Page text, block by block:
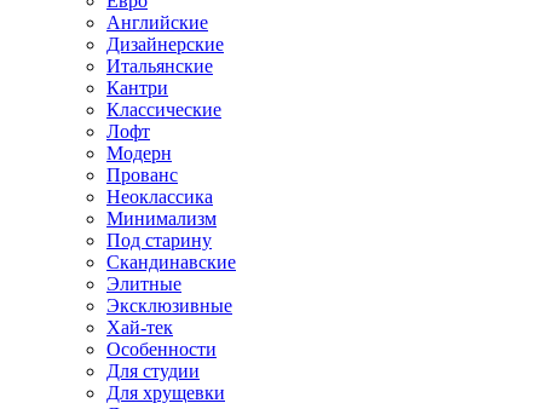
Английские
Дизайнерские
Итальянские
Кантри
Классические
Лофт
Модерн
Прованс
Неоклассика
Минимализм
Под старину
Скандинавские
Элитные
Эксклюзивные
Хай-тек
Особенности
Для студии
Для хрущевки